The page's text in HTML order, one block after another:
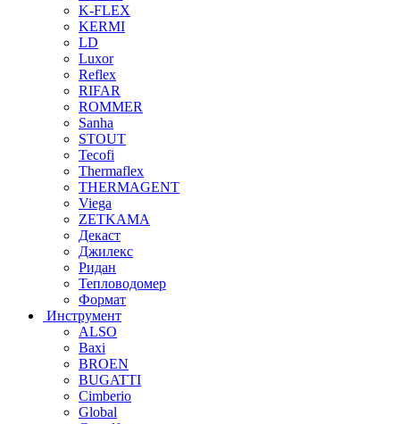
K-FLEX
KERMI
LD
Luxor
Reflex
RIFAR
ROMMER
Sanha
STOUT
Tecofi
Thermaflex
THERMAGENT
Viega
ZETKAMA
Декаст
Джилекс
Ридан
Тепловодомер
Формат
Инструмент
ALSO
Baxi
BROEN
BUGATTI
Cimberio
Global